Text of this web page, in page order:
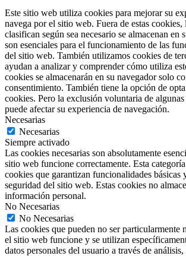
Este sitio web utiliza cookies para mejorar su
navega por el sitio web. Fuera de estas cookies,
clasifican según sea necesario se almacenan en
son esenciales para el funcionamiento de las
del sitio web. También utilizamos cookies de
ayudan a analizar y comprender cómo utiliza
cookies se almacenarán en su navegador solo
consentimiento. También tiene la opción de
cookies. Pero la exclusión voluntaria de algunas
puede afectar su experiencia de navegación.
Necesarias
Necesarias
Siempre activado
Las cookies necesarias son absolutamente
sitio web funcione correctamente. Esta
cookies que garantizan funcionalidades básicas y
seguridad del sitio web. Estas cookies no
información personal.
No Necesarias
No Necesarias
Las cookies que pueden no ser particularmente
el sitio web funcione y se utilizan
datos personales del usuario a través de